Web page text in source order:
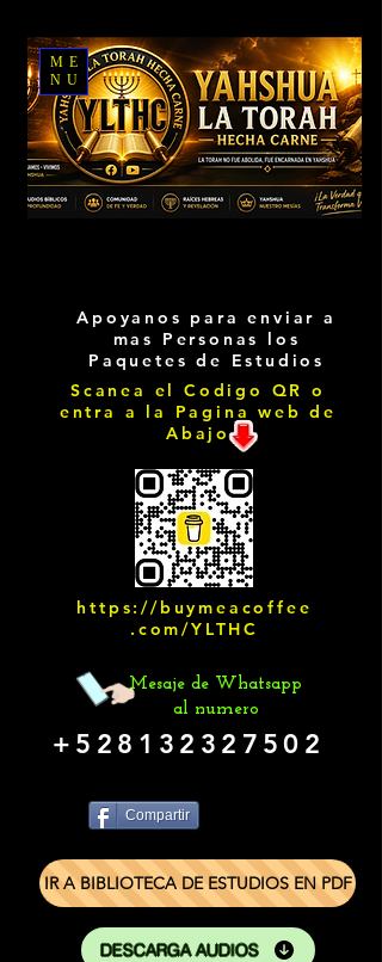
Apoyanos para enviar a
mas Personas los
Paquetes de Estudios
Scanea el Codigo QR o
entra a la Pagina web de
Abajo
https://buymeacoffee
.com/YLTHC
Mesaje de Whatsapp
al numero
+528132327502
Compartir
IR A BIBLIOTECA DE ESTUDIOS EN PDF
DESCARGA AUDIOS
ME
NU